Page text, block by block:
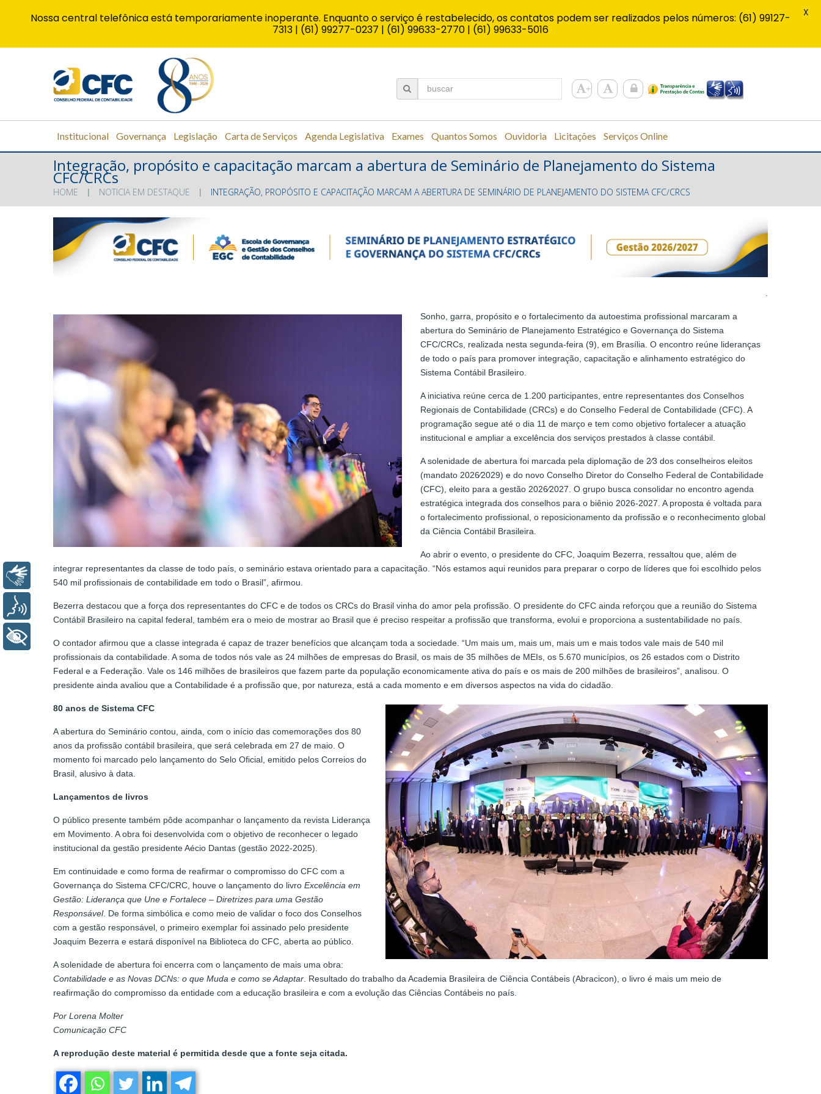
Institucional Governança Legislação Carta de Serviços Agenda Legislativa Exames Quantos Somos Ouvidoria Licitações Serviços Online
Integração, propósito e capacitação marcam a abertura de Seminário de Planejamento do Sistema
CFC∕CRCs
HOME NOTICIA EM DESTAQUE INTEGRAÇÃO, PROPÓSITO E CAPACITAÇÃO MARCAM A ABERTURA DE SEMINÁRIO DE PLANEJAMENTO DO SISTEMA CFC∕CRCS
Sonho, garra, propósito e o fortalecimento da autoestima profissional marcaram a
abertura do Seminário de Planejamento Estratégico e Governança do Sistema
CFC/CRCs, realizada nesta segunda-feira (9), em Brasília. O encontro reúne lideranças
de todo o país para promover integração, capacitação e alinhamento estratégico do
Sistema Contábil Brasileiro.
A iniciativa reúne cerca de 1.200 participantes, entre representantes dos Conselhos
Regionais de Contabilidade (CRCs) e do Conselho Federal de Contabilidade (CFC). A
programação segue até o dia 11 de março e tem como objetivo fortalecer a atuação
institucional e ampliar a excelência dos serviços prestados à classe contábil.
A solenidade de abertura foi marcada pela diplomação de 2∕3 dos conselheiros eleitos
(mandato 2026∕2029) e do novo Conselho Diretor do Conselho Federal de Contabilidade
(CFC), eleito para a gestão 2026∕2027. O grupo busca consolidar no encontro agenda
estratégica integrada dos conselhos para o biênio 2026-2027. A proposta é voltada para
o fortalecimento profissional, o reposicionamento da profissão e o reconhecimento global
da Ciência Contábil Brasileira.
Ao abrir o evento, o presidente do CFC, Joaquim Bezerra, ressaltou que, além de
integrar representantes da classe de todo país, o seminário estava orientado para a capacitação. “Nós estamos aqui reunidos para preparar o corpo de líderes que foi escolhido pelos
540 mil profissionais de contabilidade em todo o Brasil”, afirmou.
Bezerra destacou que a força dos representantes do CFC e de todos os CRCs do Brasil vinha do amor pela profissão. O presidente do CFC ainda reforçou que a reunião do Sistema
Contábil Brasileiro na capital federal, também era o meio de mostrar ao Brasil que é preciso respeitar a profissão que transforma, evolui e proporciona a sustentabilidade no país.
O contador afirmou que a classe integrada é capaz de trazer benefícios que alcançam toda a sociedade. “Um mais um, mais um, mais um e mais todos vale mais de 540 mil
profissionais da contabilidade. A soma de todos nós vale as 24 milhões de empresas do Brasil, os mais de 35 milhões de MEIs, os 5.670 municípios, os 26 estados com o Distrito
Federal e a Federação. Vale os 146 milhões de brasileiros que fazem parte da população economicamente ativa do país e os mais de 200 milhões de brasileiros”, analisou. O
presidente ainda avaliou que a Contabilidade é a profissão que, por natureza, está a cada momento e em diversos aspectos na vida do cidadão.
80 anos de Sistema CFC
A abertura do Seminário contou, ainda, com o início das comemorações dos 80
anos da profissão contábil brasileira, que será celebrada em 27 de maio. O
momento foi marcado pelo lançamento do Selo Oficial, emitido pelos Correios do
Brasil, alusivo à data.
Lançamentos de livros
O público presente também pôde acompanhar o lançamento da revista Liderança
em Movimento. A obra foi desenvolvida com o objetivo de reconhecer o legado
institucional da gestão presidente Aécio Dantas (gestão 2022-2025).
Em continuidade e como forma de reafirmar o compromisso do CFC com a
Governança do Sistema CFC/CRC, houve o lançamento do livro Excelência em
Gestão: Liderança que Une e Fortalece – Diretrizes para uma Gestão
Responsável. De forma simbólica e como meio de validar o foco dos Conselhos
com a gestão responsável, o primeiro exemplar foi assinado pelo presidente
Joaquim Bezerra e estará disponível na Biblioteca do CFC, aberta ao público.
A solenidade de abertura foi encerra com o lançamento de mais uma obra:
Contabilidade e as Novas DCNs: o que Muda e como se Adaptar . Resultado do trabalho da Academia Brasileira de Ciência Contábeis (Abracicon), o livro é mais um meio de
reafirmação do compromisso da entidade com a educação brasileira e com a evolução das Ciências Contábeis no país.
Por Lorena Molter
Comunicação CFC
A reprodução deste material é permitida desde que a fonte seja citada.
Nossa central telefônica está temporariamente inoperante. Enquanto o serviço é restabelecido, os contatos podem ser realizados pelos números: (61) 99127-
7313 | (61) 99277-0237 | (61) 99633-2770 | (61) 99633-5016
X
Voz